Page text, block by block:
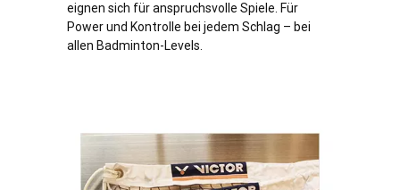
eignen sich für anspruchsvolle Spiele. Für
Power und Kontrolle bei jedem Schlag – bei
allen Badminton-Levels.